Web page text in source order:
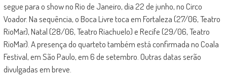
segue para o show no Rio de Janeiro, dia 22 de junho, no Circo
Voador. Na sequência, o Boca Livre toca em Fortaleza (27/06, Teatro
RioMar), Natal (28/06, Teatro Riachuelo) e Recife (29/06, Teatro
RioMar). A presença do quarteto também está confirmada no Coala
Festival, em São Paulo, em 6 de setembro. Outras datas serão
divulgadas em breve.